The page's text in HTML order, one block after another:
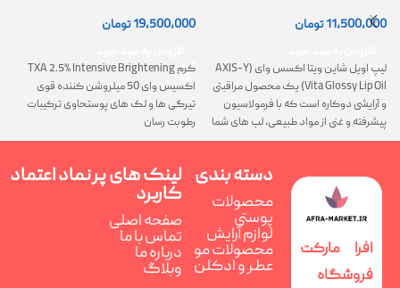
11,500,000تومان
لیپ اویل شاین ویتا اکسس وای (AXIS-Y
Vita Glossy Lip Oil) یک محصول مراقبتی
و آرایشی دوکاره است که با فرمولاسیون
پیشرفته و غنی از مواد طبیعی، لب های شما
را همزمان ترمیم، تغذیه و فوق العاده
19,500,000تومان
کرم TXA 2.5% Intensive Brightening
اکسیس وای 50 میلروشن کننده قوی
تیرگی ها و لک های پوستحاوی ترکیبات
رطوبت رسان
افرا مارکت
فروشگاه
دسته بندی
محصولات
پوستی
لوازم آرایش
محصولات مو
عطر و ادکلن
لینک های پر
کاربرد
صفحه اصلی
تماس با ما
درباره ما
وبلاگ
نماد اعتماد